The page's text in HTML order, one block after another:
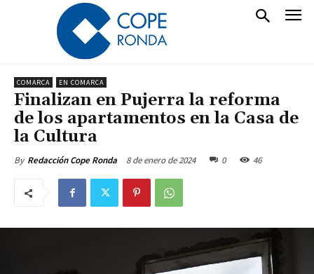
COMARCA EN COMARCA
Finalizan en Pujerra la reforma
de los apartamentos en la Casa de
la Cultura
By Redacción Cope Ronda 8 de enero de 2024 0 46